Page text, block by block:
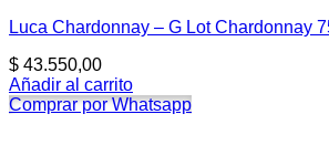
Luca Chardonnay – G Lot Chardonnay
$ 43.550,00
Añadir al carrito
Comprar por Whatsapp